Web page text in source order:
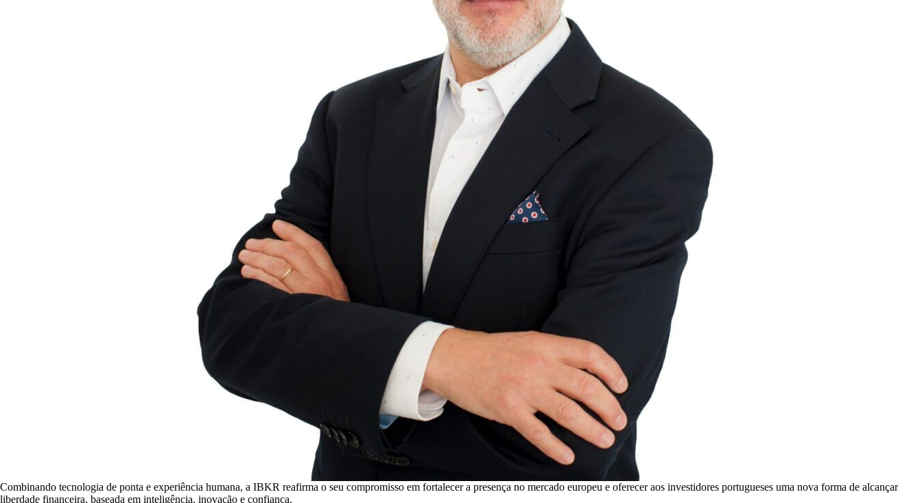
Combinando tecnologia de ponta e experiência humana, a IBKR reafirma o seu compromisso em fortalecer a presença no mercado europeu e oferecer aos investidores portugueses uma nova forma de alcançar
liberdade financeira, baseada em inteligência, inovação e confiança.